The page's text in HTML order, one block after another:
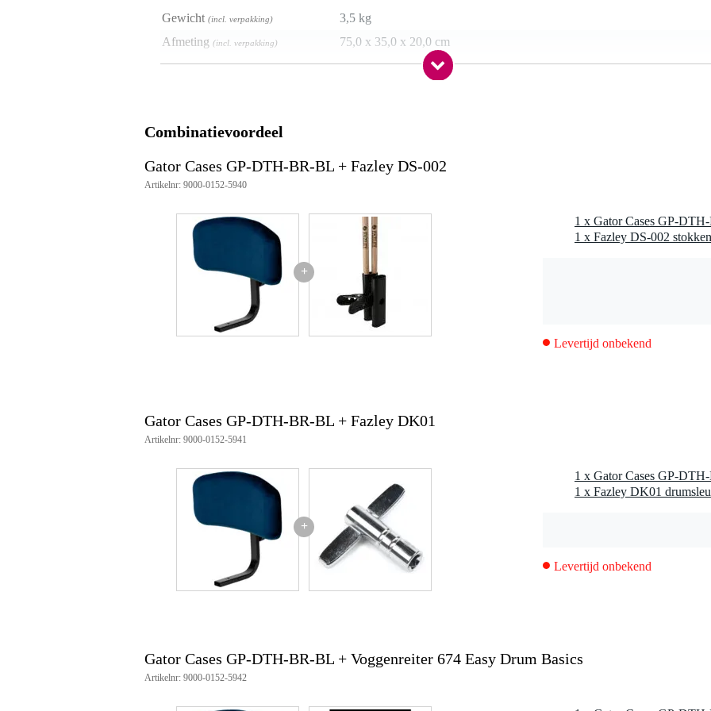
Gewicht (incl. verpakking)
3,5 kg
Afmeting (incl. verpakking) 75,0 x 35,0 x 20,0 cm
kluer: blauw
weight kg: 1,30 kg
Combinatievoordeel
Gator Cases GP-DTH-BR-BL + Fazley DS-002
Artikelnr: 9000-0152-5940
+
1 x Fazley DS-002
Levertijd onbekend
Gator Cases GP-DTH-BR-BL + Fazley DK01
Artikelnr: 9000-0152-5941
+
1 x Fazley DK01
Levertijd onbekend
Gator Cases GP-DTH-BR-BL + Voggenreiter 674 Easy Drum Basics
Artikelnr: 9000-0152-5942